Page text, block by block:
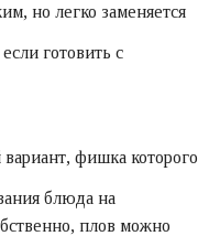
но легко заменяется
готовить с
фишка которого
блюда на
плов можно